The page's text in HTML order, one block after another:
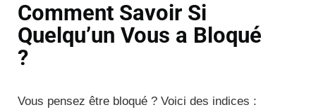
Comment Savoir Si
Quelqu’un Vous a Bloqué
?
Vous pensez être bloqué ? Voici des indices :